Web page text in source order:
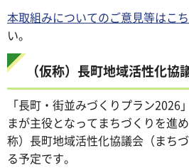
本取組みについてのご意見等はこ
い。
（仮称）長町地域活性化
「長町・街並みづくりプラン2026
まが主役となってまちづくりを進
称）長町地域活性化協議会（まち
る予定です。